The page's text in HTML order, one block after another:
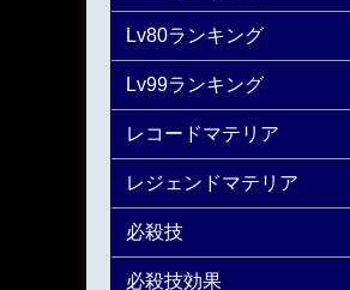
Lv80ランキング
Lv99ランキング
レコードマテリア
レジェンドマテリア
必殺技
必殺技効果